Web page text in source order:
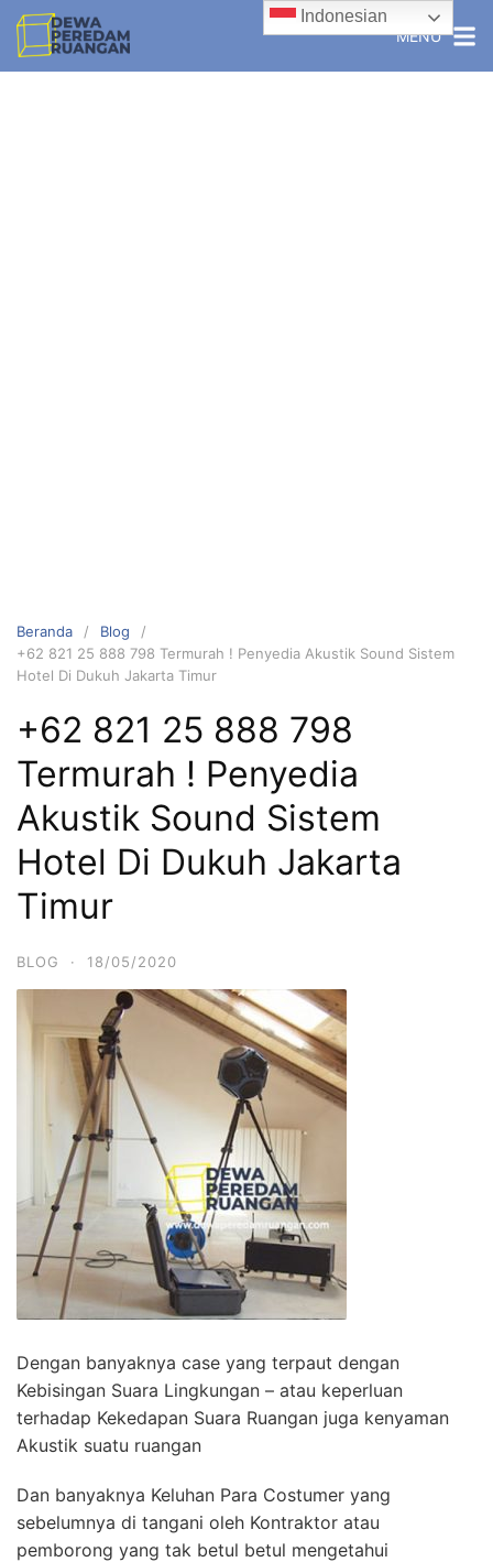
MENU
Beranda
Blog
+62 821 25 888 798 Termurah ! Penyedia Akustik Sound Sistem
Hotel Di Dukuh Jakarta Timur
+62 821 25 888 798
Termurah ! Penyedia
Akustik Sound Sistem
Hotel Di Dukuh Jakarta
Timur
BLOG · 18/05/2020
Dengan banyaknya case yang terpaut dengan
Kebisingan Suara Lingkungan – atau keperluan
terhadap Kekedapan Suara Ruangan juga kenyaman
Akustik suatu ruangan
Dan banyaknya Keluhan Para Costumer yang
sebelumnya di tangani oleh Kontraktor atau
pemborong yang tak betul betul mengetahui
Indonesian